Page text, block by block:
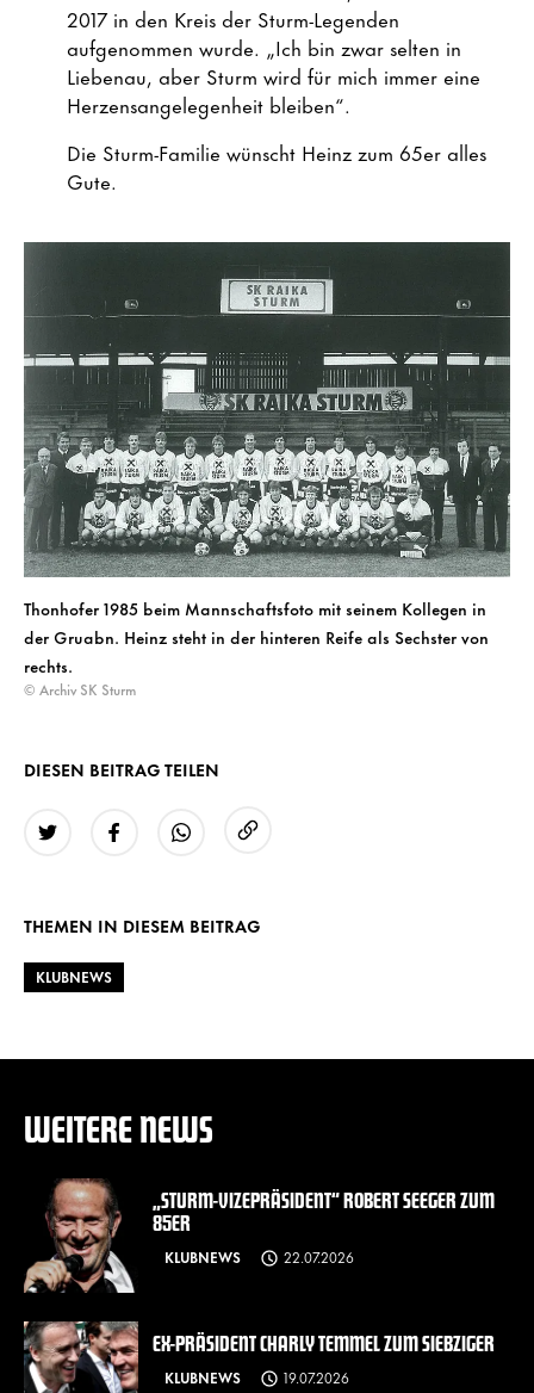
2017 in den Kreis der Sturm-Legenden
aufgenommen wurde. „Ich bin zwar selten in
Liebenau, aber Sturm wird für mich immer eine
Herzensangelegenheit bleiben“.
Die Sturm-Familie wünscht Heinz zum 65er alles
Gute.
Thonhofer 1985 beim Mannschaftsfoto mit seinem Kollegen in
der Gruabn. Heinz steht in der hinteren Reife als Sechster von
rechts.
© Archiv SK Sturm
DIESEN BEITRAG TEILEN
THEMEN IN DIESEM BEITRAG
KLUBNEWS
WEITERE NEWS
„STURM-VIZEPRÄSIDENT“ ROBERT SEEGER ZUM
85ER
KLUBNEWS 22.07.2026
EX-PRÄSIDENT CHARLY TEMMEL ZUM SIEBZIGER
KLUBNEWS 19.07.2026